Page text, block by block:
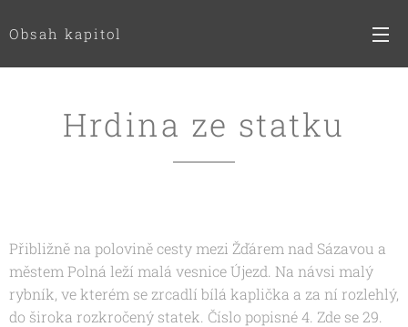
Obsah kapitol
Hrdina ze statku
Přibližně na polovině cesty mezi Žďárem nad Sázavou a
městem Polná leží malá vesnice Újezd. Na návsi malý
rybník, ve kterém se zrcadlí bílá kaplička a za ní rozlehlý,
do široka rozkročený statek. Číslo popisné 4. Zde se 29.